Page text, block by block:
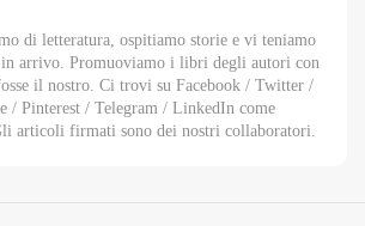
di letteratura, ospitiamo storie e vi teniamo
arrivo. Promuoviamo i libri degli autori con
il nostro. Ci trovi su Facebook / Twitter /
/ Pinterest / Telegram / LinkedIn come
articoli firmati sono dei nostri collaboratori.